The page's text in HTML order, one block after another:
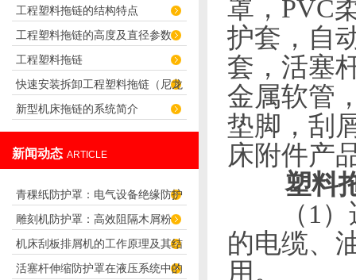
合
工程塑料拖链的结构特点
工程塑料拖链的高度及直径参数
工程塑料拖链
快速安装拆卸工程塑料拖链（尼龙
拖链）的技巧
新型机床拖链的系统简介
新闻动态 ARTICLE
青稞纸防护罩：电气设备绝缘防护
专用方案
雕刻机防护罩：高效阻隔木屑粉
尘，守护设备精度与安全
机床刮板排屑机的工作原理及其结
构分析
活塞杆伸缩防护罩在液压系统中的
罩， PVC
护套，自
套，活塞
金属软管
垫脚，刮
床附件产
塑料
（ 1
的电缆、
用。